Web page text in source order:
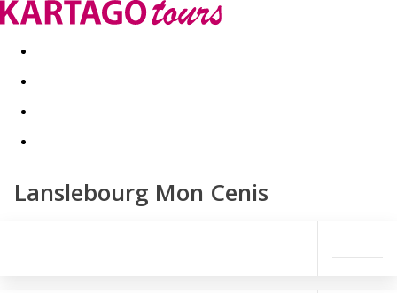
Last minute Dovolenkové kluby
Lanslebourg Mon Cenis